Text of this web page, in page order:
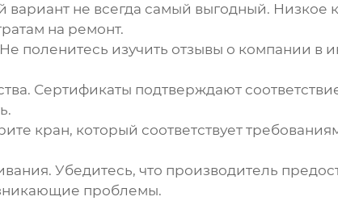
не всегда самый выгодный. Низкое
на ремонт.
Не поленитесь изучить отзывы о компании в
Сертификаты подтверждают
кран, который соответствует
Убедитесь, что производитель
проблемы.